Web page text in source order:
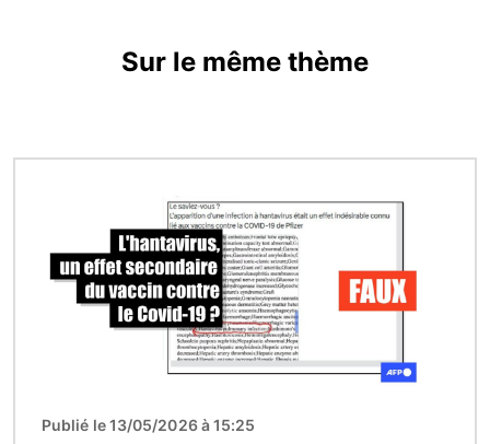
Sur le même thème
Publié le 13/05/2026 à 15:25